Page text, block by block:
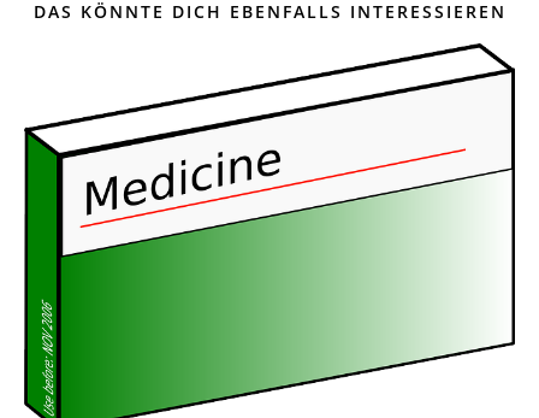
DAS KÖNNTE DICH EBENFALLS INTERESSIEREN